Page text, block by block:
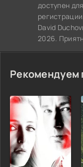
доступен
David
2026.
Рекомендуем